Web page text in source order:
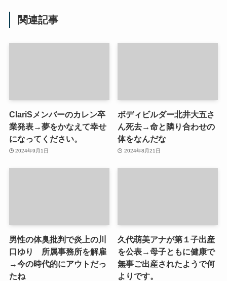
関連記事
ClariSメンバーのカレン卒
業発表→夢をかなえて幸せ
になってください。
2024年9月1日
ボディビルダー北井大五さ
ん死去→命と隣り合わせの
体をなんだな
2024年8月21日
男性の体臭批判で炎上の川
口ゆり 所属事務所を解雇
→今の時代的にアウトだっ
たね
久代萌美アナが第１子出産
を公表→母子ともに健康で
無事ご出産されたようで何
よりです。